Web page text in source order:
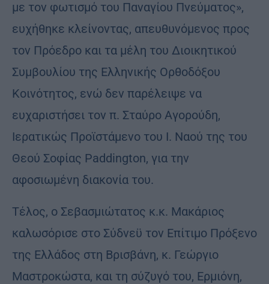
με τον φωτισμό του Παναγίου Πνεύματος»,
ευχήθηκε κλείνοντας, απευθυνόμενος προς
τον Πρόεδρο και τα μέλη του Διοικητικού
Συμβουλίου της Ελληνικής Ορθοδόξου
Κοινότητος, ενώ δεν παρέλειψε να
ευχαριστήσει τον π. Σταύρο Αγορούδη,
Ιερατικώς Προϊστάμενο του Ι. Ναού της του
Θεού Σοφίας Paddington, για την
αφοσιωμένη διακονία του.
Τέλος, ο Σεβασμιώτατος κ.κ. Μακάριος
καλωσόρισε στο Σύδνεϋ τον Επίτιμο Πρόξενο
της Ελλάδος στη Βρισβάνη, κ. Γεώργιο
Μαστροκώστα, και τη σύζυγό του, Ερμιόνη,